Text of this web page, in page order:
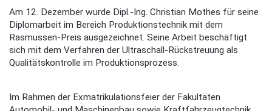
Am 12. Dezember wurde Dipl.-Ing. Christian Mothes für seine
Diplomarbeit im Bereich Produktionstechnik mit dem
Rasmussen-Preis ausgezeichnet. Seine Arbeit beschäftigt
sich mit dem Verfahren der Ultraschall-Rückstreuung als
Qualitätskontrolle im Produktionsprozess.
Im Rahmen der Exmatrikulationsfeier der Fakultäten